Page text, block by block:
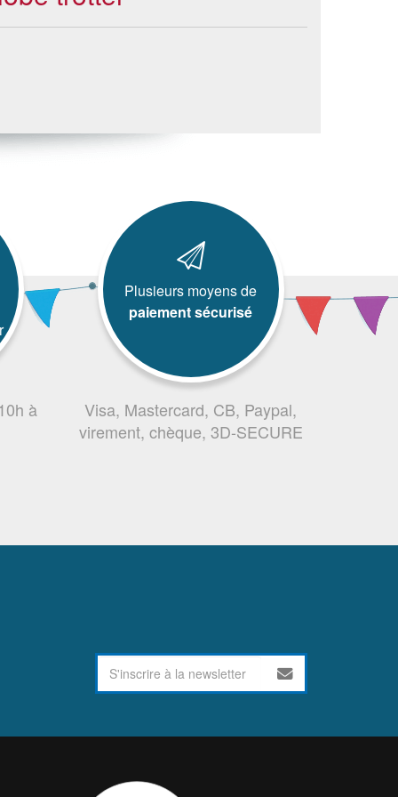
à
Plusieurs moyens de
paiement sécurisé
Visa, Mastercard, CB, Paypal,
virement, chèque, 3D-SECURE